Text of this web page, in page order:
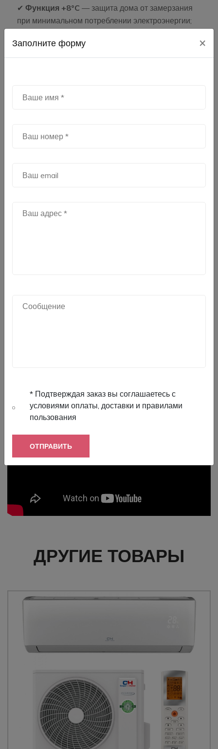
Заполните форму ×
* Подтверждая заказ вы соглашаетесь с
условиями оплаты, доставки и правилами
пользования
ОТПРАВИТЬ
✔ Функция +8°C — защита дома от замерзания
при минимальном потреблении электроэнергии;
Возможность подключения проводного
КондиционерCooper&Hunter ARCTIC
надежное решение для климатических условий
✔ Кондиционеры Cooper&Hunter в Кишинёве
✔ Гарантия и сервис Cooper&Hunter Moldova
ДРУГИЕ ТОВАРЫ